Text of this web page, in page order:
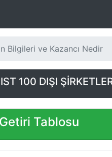
Bilgileri ve Kazancı Nedir
100 DIŞI
Tablosu